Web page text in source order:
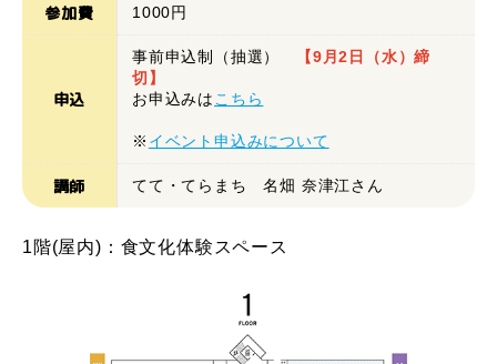
参加費 1000円
申込
事前申込制（抽選）
【9月2日（水）締
切】
お申込みは こちら
※ イベント申込みについて
講師 てて・てらまち 名畑 奈津江さん
1階(屋内)：食文化体験スペース